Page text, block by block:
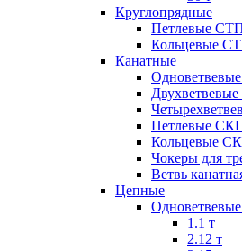
Круглопрядные
Петлевые
Кольцевые
Канатные
Петлевые
Кольцевые
Чокеры для
Ветвь
Цепные
1.1 т
2.12 т